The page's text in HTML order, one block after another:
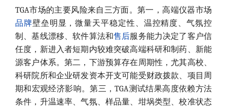
TGA市场的主要风险来自三方面。第一，高端仪器市场
品牌壁垒明显，微量天平稳定性、温控精度、气氛控
制、基线漂移、软件算法和售后服务能力决定了客户信
任度，新进入者短期内较难突破高端科研和制药、新能
源客户体系。第二，下游预算存在周期性，尤其高校、
科研院所和企业研发资本开支可能受财政拨款、项目周
期和宏观经济影响。第三，TGA测试结果高度依赖方法
条件，升温速率、气氛、样品量、坩埚类型、校准状态